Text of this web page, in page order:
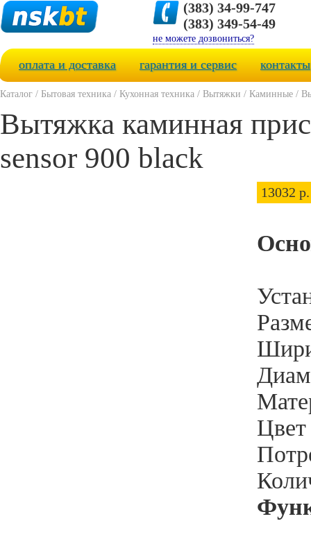
(383) 34-99-747
(383) 349-54-49
не можете дозвониться?
оплата и доставка гарантия и сервис контакты
Каталог / Бытовая техника / Кухонная техника / Вытяжки / Каминные /
Вытяжка каминная
sensor 900 black
13032 р.